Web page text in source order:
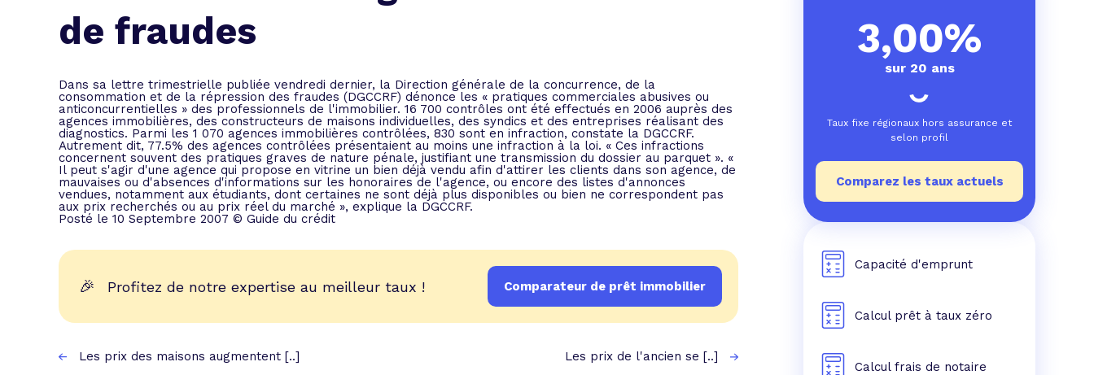
L'acte de vente et le remboursement
Profitez de notre expertise au meilleur taux !
Trouvez votre prêt conso au meilleur taux !
Bénéficiez de notre expertise en regroupement de crédits
de fraudes
Dans sa lettre trimestrielle publiée vendredi dernier, la Direction générale de la concurrence, de la
consommation et de la répression des fraudes (DGCCRF) dénonce les « pratiques commerciales abusives ou
anticoncurrentielles » des professionnels de l'immobilier. 16 700 contrôles ont été effectués en 2006 auprès des
agences immobilières, des constructeurs de maisons individuelles, des syndics et des entreprises réalisant des
diagnostics. Parmi les 1 070 agences immobilières contrôlées, 830 sont en infraction, constate la DGCCRF.
Autrement dit, 77.5% des agences contrôlées présentaient au moins une infraction à la loi. « Ces infractions
concernent souvent des pratiques graves de nature pénale, justifiant une transmission du dossier au parquet ». «
Il peut s'agir d'une agence qui propose en vitrine un bien déjà vendu afin d'attirer les clients dans son agence, de
mauvaises ou d'absences d'informations sur les honoraires de l'agence, ou encore des listes d'annonces
vendues, notamment aux étudiants, dont certaines ne sont déjà plus disponibles ou bien ne correspondent pas
aux prix recherchés ou au prix réel du marché », explique la DGCCRF.
Posté le 10 Septembre 2007 © Guide du crédit
🎉 Profitez de notre expertise au meilleur taux ! Comparateur de prêt immobilier
Les prix des maisons augmentent [..] Les prix de l'ancien se [..]
3,00%
sur 20 ans
Taux fixe régionaux hors assurance et
selon profil
Comparez les taux actuels
Capacité d'emprunt
Calcul prêt à taux zéro
Calcul frais de notaire